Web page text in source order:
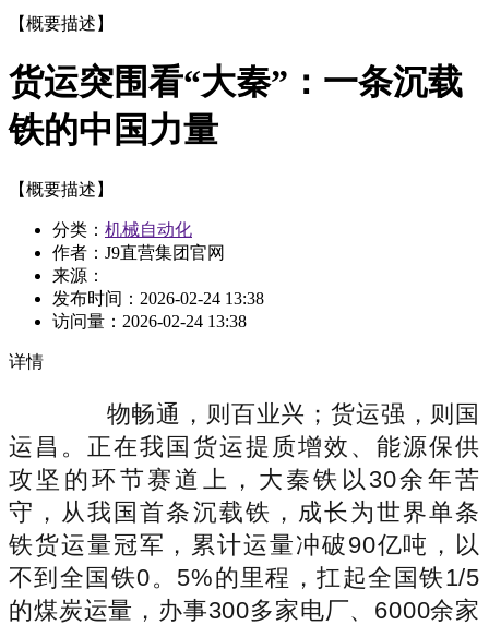
【概要描述】
货运突围看“大秦”：一条沉载
铁的中国力量
【概要描述】
分类： 机械自动化
作者：J9直营集团官网
来源：
发布时间： 2026-02-24 13:38
访问量： 2026-02-24 13:38
详情
物畅通，则百业兴；货运强，则国
运昌。正在我国货运提质增效、能源保供
攻坚的环节赛道上，大秦铁以30余年苦
守，从我国首条沉载铁，成长为世界单条
铁货运量冠军，累计运量冲破90亿吨，以
不到全国铁0。5%的里程，扛起全国铁1/5
的煤炭运量，办事300多家电厂、6000余家